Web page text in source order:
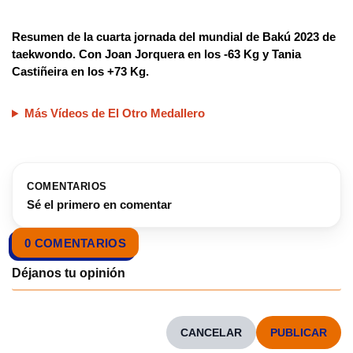
Resumen de la cuarta jornada del mundial de Bakú 2023 de
taekwondo. Con Joan Jorquera en los -63 Kg y Tania
Castiñeira en los +73 Kg.
Más Vídeos de El Otro Medallero
COMENTARIOS
Sé el primero en comentar
0 COMENTARIOS
CANCELAR